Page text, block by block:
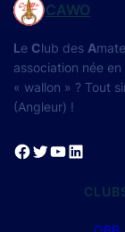
CAWO
Le Club des A
association née
« wallon » ? Tout
(Angleur) !
Facebook Twitter YouTube LinkedIn